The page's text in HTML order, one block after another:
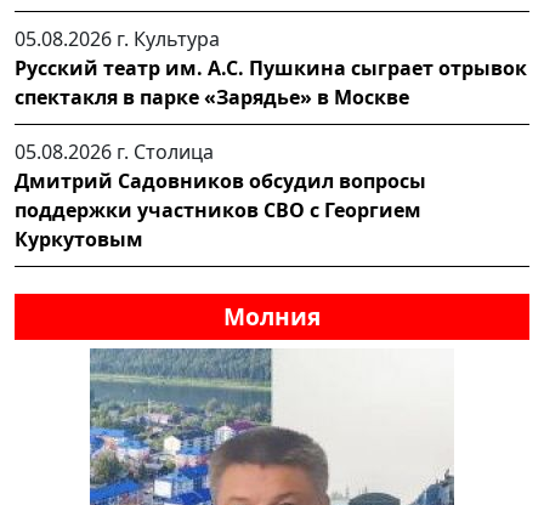
05.08.2026 г. Культура
Русский театр им. А.С. Пушкина сыграет отрывок
спектакля в парке «Зарядье» в Москве
05.08.2026 г. Столица
Дмитрий Садовников обсудил вопросы
поддержки участников СВО с Георгием
Куркутовым
Молния